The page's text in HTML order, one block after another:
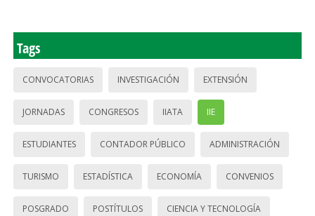
Tags
CONVOCATORIAS INVESTIGACIÓN EXTENSIÓN
JORNADAS CONGRESOS IIATA IIE
ESTUDIANTES CONTADOR PÚBLICO ADMINISTRACIÓN
TURISMO ESTADÍSTICA ECONOMÍA CONVENIOS
POSGRADO POSTÍTULOS CIENCIA Y TECNOLOGÍA